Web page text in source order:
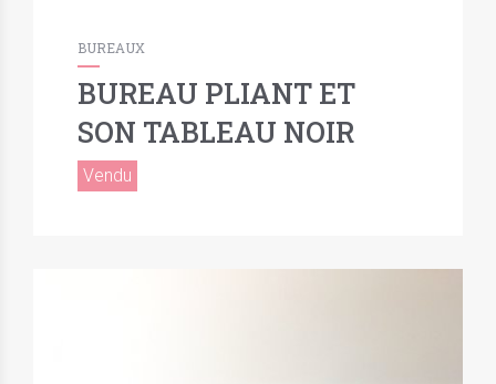
BUREAUX
BUREAU PLIANT ET
SON TABLEAU NOIR
Vendu